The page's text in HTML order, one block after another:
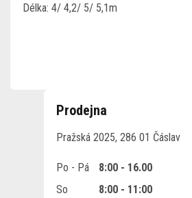
Délka: 4/ 4,2/ 5/ 5,1m
Prodejna
Pražská 2025, 286 01 Čáslav
Po - Pá
8:00 - 16.00
So
8:00 - 11:00